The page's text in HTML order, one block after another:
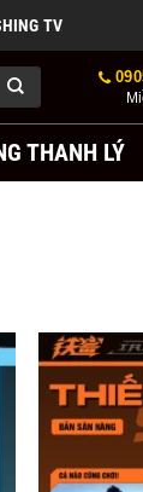
TV
THANH LÝ